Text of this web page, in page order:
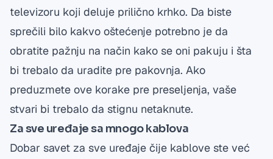
televizoru koji deluje prilično krhko. Da biste
sprečili bilo kakvo oštećenje potrebno je da
obratite pažnju na način kako se oni pakuju i šta
bi trebalo da uradite pre pakovnja. Ako
preduzmete ove korake pre preseljenja, vaše
stvari bi trebalo da stignu netaknute.
Za sve uređaje sa mnogo kablova
Dobar savet za sve uređaje čije kablove ste već